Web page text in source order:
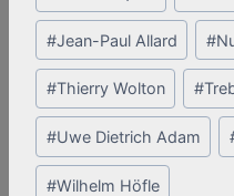
#Jean-Paul Allard #
#Thierry Wolton #
#Uwe Dietrich Adam
#Wilhelm Höfle